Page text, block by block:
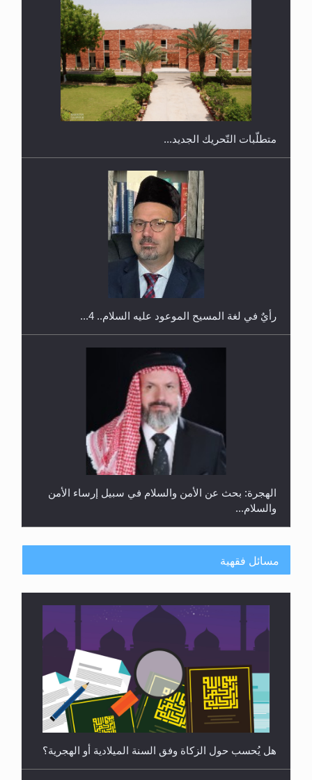
اليوم الوطني الرياضي لمجلس أنصار الله في هولندا
رأيٌ في لغة المسيح الموعود عليه السلام.. 4...
الهجرة: بحث عن الأمن والسلام في سبيل إرساء الأمن
والسلام...
في شعر المسيح الموعود عليه السلام.....
**الحصن الحصين من وساوس المعارضين ...**...
مسائل فقهية
هل يُحسب حول الزكاة وفق السنة الميلادية أو الهجرية؟
هل يجوز فتح مشروع كوافير نسائي للمحجبات وغير
المحجبات؟